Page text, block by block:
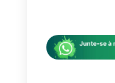
através